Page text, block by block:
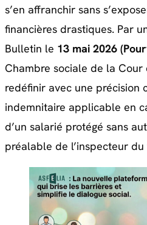
s’en affranchir sans
financières drastiques. Par
Bulletin le 13 mai 2026
Chambre sociale de la
redéfinir avec une précision
indemnitaire applicable en
d’un salarié protégé sans
préalable de l’inspecteur